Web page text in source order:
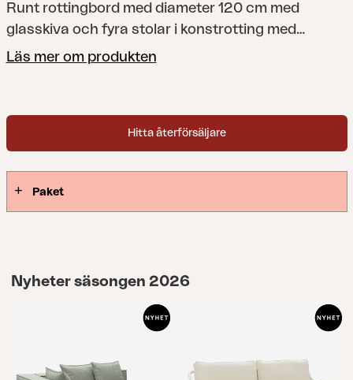
Runt rottingbord med diameter 120 cm med
glasskiva och fyra stolar i konstrotting med
aluminiumstomme. Dynor köpes separat.
Läs mer om produkten
Hitta återförsäljare
Paket
Nyheter säsongen 2026